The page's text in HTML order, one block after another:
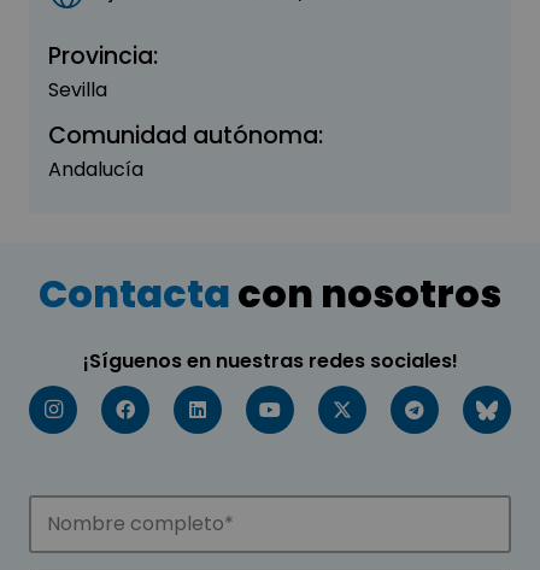
Provincia:
Sevilla
Comunidad autónoma:
Andalucía
Contactacon nosotros
¡Síguenos en nuestras redes sociales!